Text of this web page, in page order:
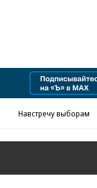
Навстречу выборам